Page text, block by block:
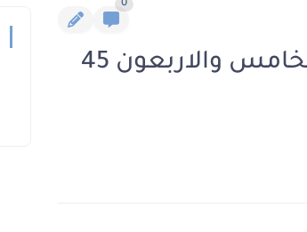
0
رواية رحماء بينهم (كمثل الأترجة) الفصل الخامس والاربعون 45